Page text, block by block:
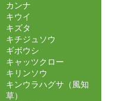
カンナ
キウイ
キズタ
キチジュソウ
ギボウシ
キャッツクロー
キリンソウ
キンウラハグサ（風知
草）